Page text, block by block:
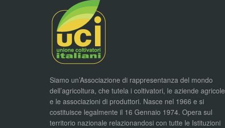
Siamo un’Associazione di rappresentanza del mondo
dell’agricoltura, che tutela i coltivatori, le aziende agricole
e le associazioni di produttori. Nasce nel 1966 e si
costituisce legalmente il 16 Gennaio 1974. Opera sul
territorio nazionale relazionandosi con tutte le Istituzioni